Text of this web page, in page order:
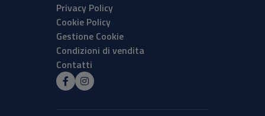
Privacy Policy
Cookie Policy
Gestione Cookie
Condizioni di vendita
Contatti